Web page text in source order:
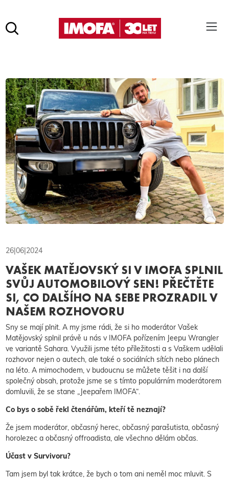
26|06|2024
VAŠEK MATĚJOVSKÝ SI V IMOFA SPLNIL
SVŮJ AUTOMOBILOVÝ SEN! PŘEČTĚTE
SI, CO DALŠÍHO NA SEBE PROZRADIL V
NAŠEM ROZHOVORU
Sny se mají plnit. A my jsme rádi, že si ho moderátor Vašek
Matějovský splnil právě u nás v IMOFA pořízením Jeepu Wrangler
ve variantě Sahara. Využili jsme této příležitosti a s Vaškem udělali
rozhovor nejen o autech, ale také o sociálních sítích nebo plánech
na léto. A mimochodem, v budoucnu se můžete těšit i na další
společný obsah, protože jsme se s tímto populárním moderátorem
domluvili, že se stane „Jeepařem IMOFA“.
Co bys o sobě řekl čtenářům, kteří tě neznají?
Že jsem moderátor, občasný herec, občasný parašutista, občasný
horolezec a občasný offroadista, ale všechno dělám občas.
Účast v Survivoru?
Tam jsem byl tak krátce, že bych o tom ani neměl moc mluvit. S